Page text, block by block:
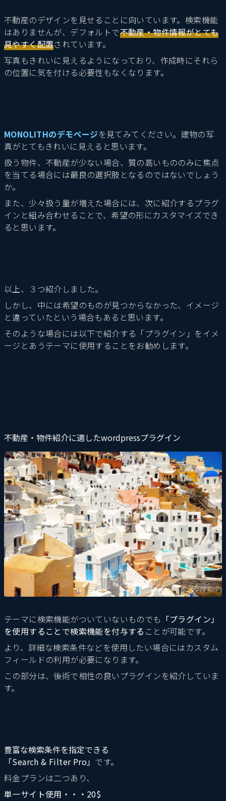
不動産のデザインを見せることに向いています。検索機能
はありませんが、デフォルトで不動産・物件情報がとても
見やすく配置されています。
写真もきれいに見えるようになっており、作成時にそれら
の位置に気を付ける必要性もなくなります。
MONOLITHのデモページを見てみてください。建物の写
真がとてもきれいに見えると思います。
扱う物件、不動産が少ない場合、質の高いもののみに焦点
を当てる場合には最良の選択肢となるのではないでしょう
か。
また、少々扱う量が増えた場合には、次に紹介するプラグ
インと組み合わせることで、希望の形にカスタマイズでき
ると思います。
以上、３つ紹介しました。
しかし、中には希望のものが見つからなかった、イメージ
と違っていたという場合もあると思います。
そのような場合には以下で紹介する「プラグイン」をイメ
ージとあうテーマに使用することをお勧めします。
不動産・物件紹介に適したwordpressプラグイン
テーマに検索機能がついていないものでも 「プラグイン」
を使用することで検索機能を付与する ことが可能です。
より、詳細な検索条件などを使用したい場合にはカスタム
フィールドの利用が必要になります。
この部分は、後術で相性の良いプラグインを紹介していま
す。
豊富な検索条件を指定できる
「Search & Filter Pro」 です。
料金プランは二つあり、
単一サイト使用・・・20$